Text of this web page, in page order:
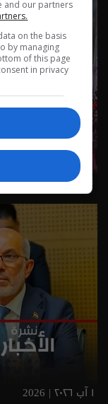
نشرة ٢ آب ٢٠٢٦ | 2026
١ آب ٢٠٢٦ | 2026
and our partners
on the basis
by managing
of this page
in privacy